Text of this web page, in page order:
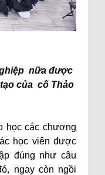
nữa được
của cô Thảo
học các chương
học viên được
đúng như câu
ngay còn ngồi